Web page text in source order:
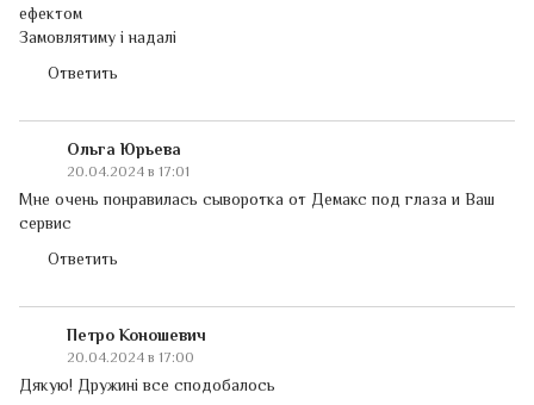
ефектом
Замовлятиму і надалі
Ответить
Ольга Юрьева
20.04.2024 в 17:01
Мне очень понравилась сыворотка от Демакс под глаза и Ваш
сервис
Ответить
Петро Коношевич
20.04.2024 в 17:00
Дякую! Дружині все сподобалось